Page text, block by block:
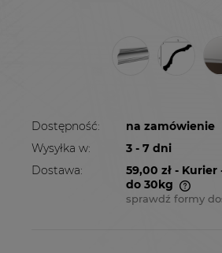
Dostępność:
na zamówienie
Wysyłka w:
3 - 7 dni
Dostawa:
59,00 zł - Kurier
do 30kg
Cena nie zawiera ewentualnych
sprawdź formy